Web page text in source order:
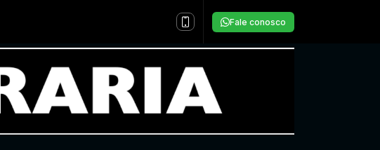
Fale conosco